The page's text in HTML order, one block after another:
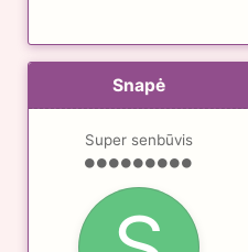
Snapė
Super senbūvis